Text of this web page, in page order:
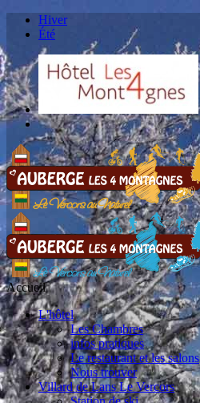
Hiver
Été
Accueil
L'hôtel
Les Chambres
infos pratiques
Le restaurant et les salons
Nous trouver
Villard de Lans Le Vercors